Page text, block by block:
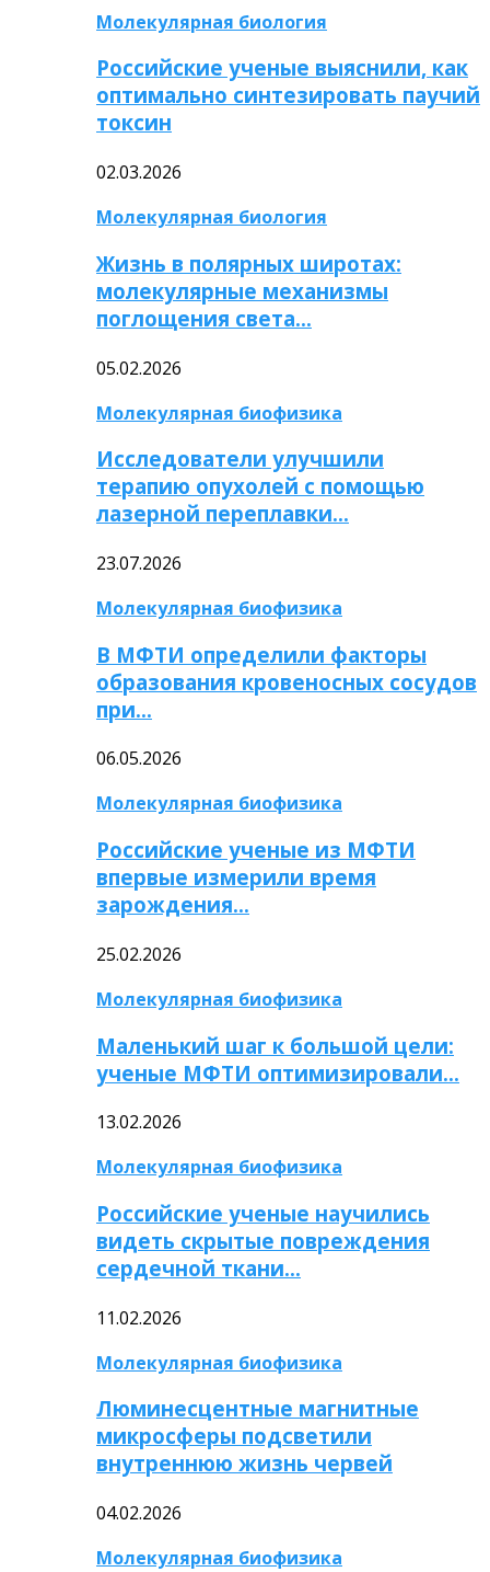
Молекулярная биология
Российские ученые выяснили, как
оптимально синтезировать паучий
токсин
02.03.2026
Молекулярная биология
Жизнь в полярных широтах:
молекулярные механизмы
поглощения света…
05.02.2026
Молекулярная биофизика
Исследователи улучшили
терапию опухолей с помощью
лазерной переплавки…
23.07.2026
Молекулярная биофизика
В МФТИ определили факторы
образования кровеносных сосудов
при…
06.05.2026
Молекулярная биофизика
Российские ученые из МФТИ
впервые измерили время
зарождения…
25.02.2026
Молекулярная биофизика
Маленький шаг к большой цели:
ученые МФТИ оптимизировали…
13.02.2026
Молекулярная биофизика
Российские ученые научились
видеть скрытые повреждения
сердечной ткани…
11.02.2026
Молекулярная биофизика
Люминесцентные магнитные
микросферы подсветили
внутреннюю жизнь червей
04.02.2026
Молекулярная биофизика